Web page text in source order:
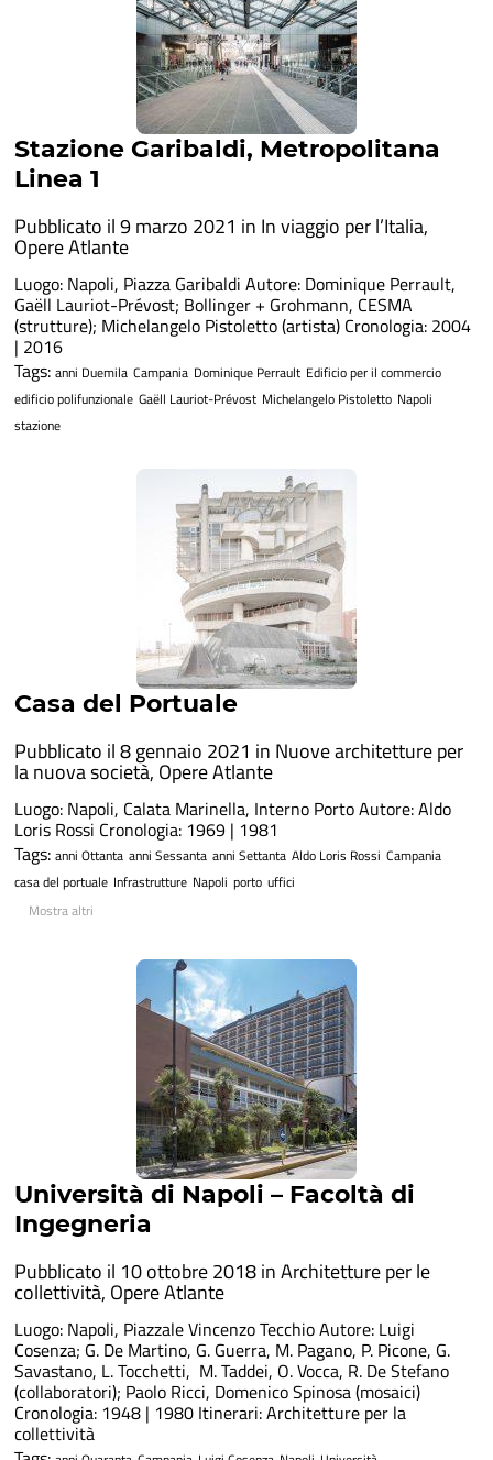
Stazione Garibaldi, Metropolitana
Linea 1
Pubblicato il 9 marzo 2021 in In viaggio per l’Italia,
Opere Atlante
Luogo: Napoli, Piazza Garibaldi Autore: Dominique Perrault,
Gaëll Lauriot-Prévost; Bollinger + Grohmann, CESMA
(strutture); Michelangelo Pistoletto (artista) Cronologia: 2004
| 2016
Tags: anni Duemila Campania Dominique Perrault Edificio per il commercio
edificio polifunzionale Gaëll Lauriot-Prévost Michelangelo Pistoletto Napoli
stazione
Casa del Portuale
Pubblicato il 8 gennaio 2021 in Nuove architetture per
la nuova società, Opere Atlante
Luogo: Napoli, Calata Marinella, Interno Porto Autore: Aldo
Loris Rossi Cronologia: 1969 | 1981
Tags: anni Ottanta anni Sessanta anni Settanta Aldo Loris Rossi Campania
casa del portuale Infrastrutture Napoli porto uffici
Mostra altri
Università di Napoli – Facoltà di
Ingegneria
Pubblicato il 10 ottobre 2018 inArchitetture per le
collettività, Opere Atlante
Luogo: Napoli, Piazzale Vincenzo Tecchio Autore: Luigi
Cosenza; G. De Martino, G. Guerra, M. Pagano, P. Picone, G.
Savastano, L. Tocchetti, M. Taddei, O. Vocca, R. De Stefano
(collaboratori); Paolo Ricci, Domenico Spinosa (mosaici)
Cronologia: 1948 | 1980 Itinerari: Architetture per la
collettività